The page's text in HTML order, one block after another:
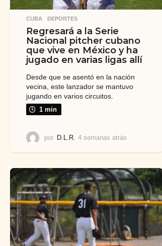
CUBA ,DEPORTES
Regresará a la Serie
Nacional pitcher cubano
que vive en México y ha
jugado en varias ligas allí
Desde que se asentó en la nación
vecina, este lanzador se mantuvo
jugando en varios circuitos.
1 min
por D.L.R. 4 semanas atrás
s
a
r
á